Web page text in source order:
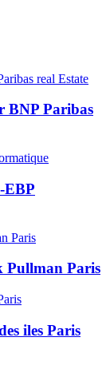
BNP Paribas
EBP
Pullman Paris
iles Paris